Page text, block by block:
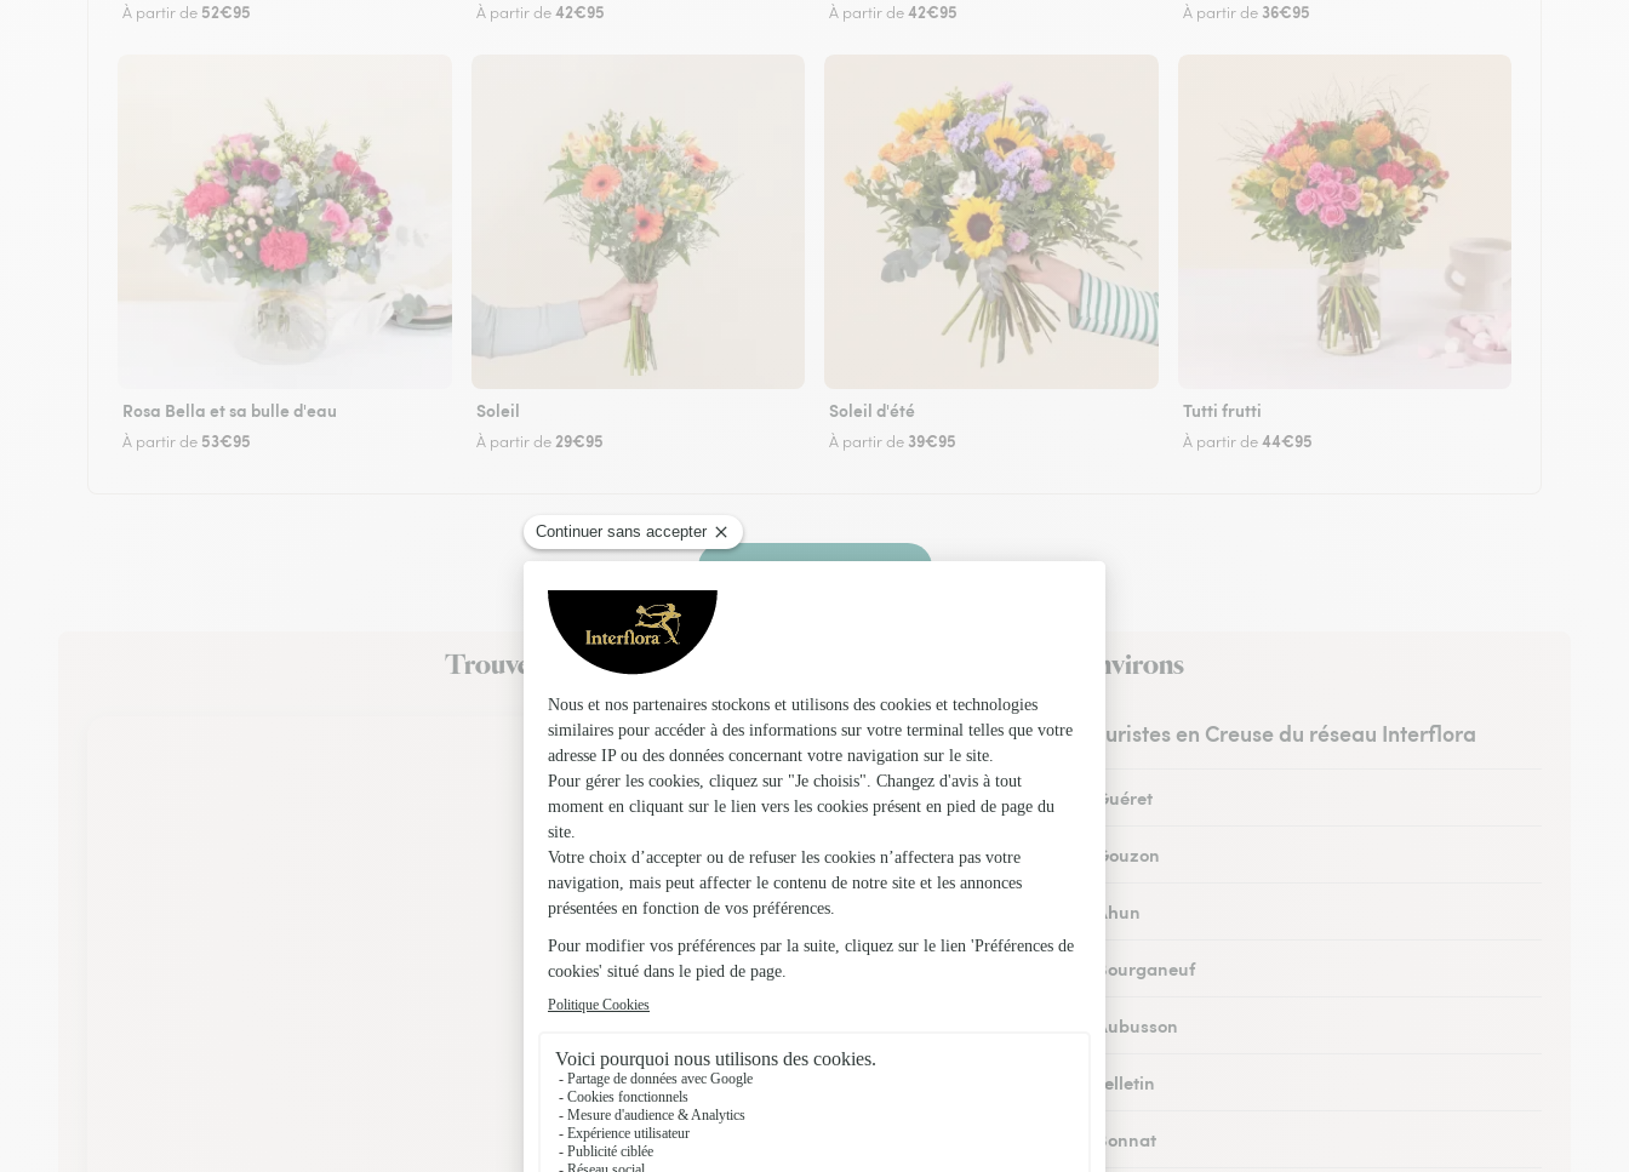
À partir de 52€95 À partir de42€95 À partir de42€95 À partir de 36€95
Rosa Bella et sa bulle d'eau
À partir de 53€95
Soleil
À partir de 29€95
Soleil d'été
À partir de 39€95
Tutti frutti
À partir de44€95
Faire livrer des fleurs
Trouvez un fleuriste Interflora à Rimondeix et dans ses environs
Les fleuristes en Creuse du réseau Interflora
Fleuristes à Guéret
Fleuristes à Gouzon
Fleuristes à Ahun
Fleuristes à Bourganeuf
Fleuristes à Aubusson
Fleuristes à Felletin
Fleuristes à Bonnat